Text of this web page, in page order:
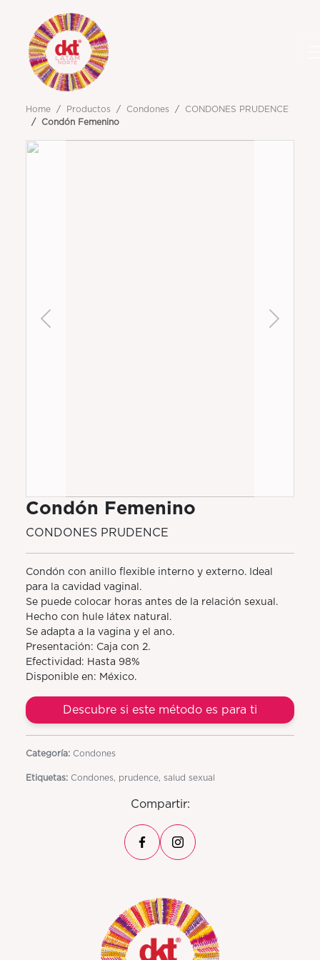
Home Productos Condones
CONDONES PRUDENCE
Condón Femenino
Previous Next
Condón Femenino
CONDONES PRUDENCE
Condón con anillo flexible interno y externo. Ideal
para la cavidad vaginal.
Se puede colocar horas antes de la relación sexual.
Hecho con hule látex natural.
Se adapta a la vagina y el ano.
Presentación: Caja con 2.
Efectividad: Hasta 98%
Disponible en: México.
Descubre si este método es para ti
Categoría: Condones
Etiquetas: Condones, prudence, salud sexual
Compartir: